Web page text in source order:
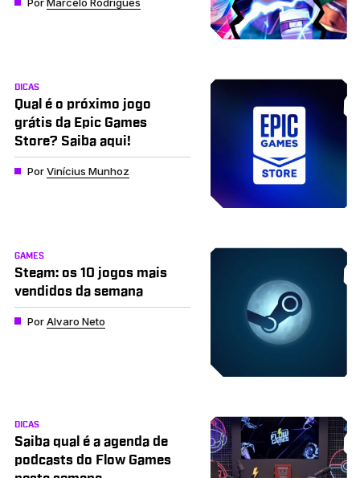
DICAS
Qual é o próximo jogo
grátis da Epic Games
Store? Saiba aqui!
PorVinícius Munhoz
GAMES
Steam: os 10 jogos mais
vendidos da semana
PorAlvaro Neto
DICAS
Saiba qual é a agenda de
podcasts do Flow Games